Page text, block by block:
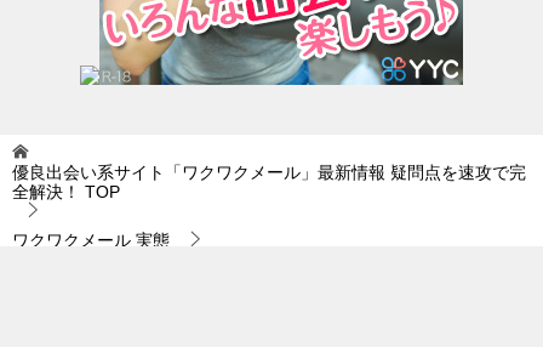
優良出会い系サイト「ワクワクメール」最新情報 疑問点を速攻で完
全解決！
TOP
ワクワクメール 実態